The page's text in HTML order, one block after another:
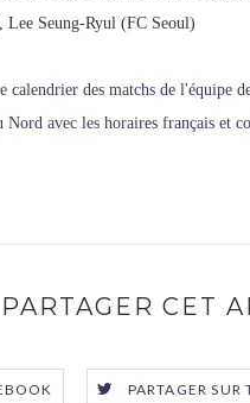
Lee Seung-Ryul (FC Seoul)
calendrier des matchs de l'équipe
Nord avec les horaires français et
PARTAGER CET
PARTAGER SUR